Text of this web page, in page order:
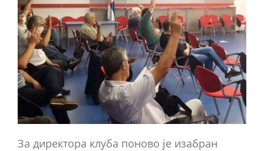
За директора клуба поново је изабран